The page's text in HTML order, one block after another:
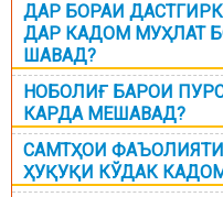
ДАР БОРАИ
ДАР КАДОМ МУҲЛАТ
ШАВАД?
НОБОЛИҒ БАРОИ
КАРДА МЕШАВАД?
САМТҲОИ
ҲУҚУҚИ КЎДАК